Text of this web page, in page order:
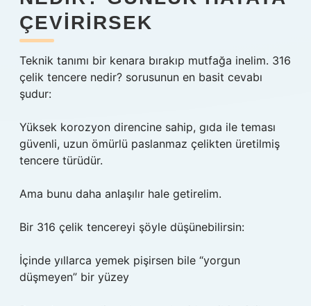
ÇEVIRIRSEK
Teknik tanımı bir kenara bırakıp mutfağa inelim. 316
çelik tencere nedir? sorusunun en basit cevabı
şudur:
Yüksek korozyon direncine sahip, gıda ile teması
güvenli, uzun ömürlü paslanmaz çelikten üretilmiş
tencere türüdür.
Ama bunu daha anlaşılır hale getirelim.
Bir 316 çelik tencereyi şöyle düşünebilirsin:
İçinde yıllarca yemek pişirsen bile “yorgun
düşmeyen” bir yüzey